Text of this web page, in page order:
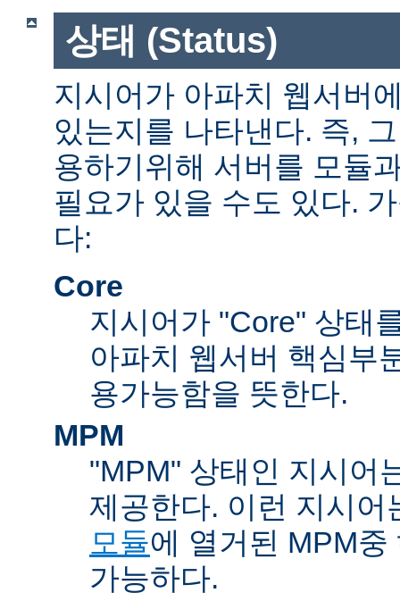
상태 (Status)
지시어가 아파치 웹서버
있는지를 나타낸다. 즉,
용하기위해 서버를 모듈
필요가 있을 수도 있다.
다:
Core
지시어가 "Core" 상태
아파치 웹서버 핵심부
용가능함을 뜻한다.
MPM
"MPM" 상태인 지시어
제공한다. 이런 지시어
모듈에 열거된 MPM
가능하다.